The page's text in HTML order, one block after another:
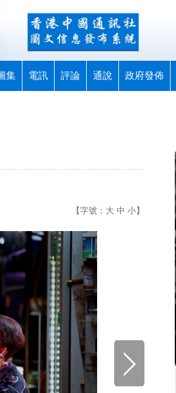
集 電訊 評論 通說 政府發佈
【字號： 大 中 小】